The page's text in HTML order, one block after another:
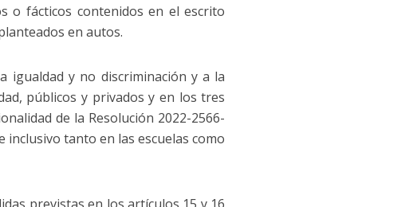
o fácticos contenidos en el escrito
en autos.
igualdad y no discriminación y a la
públicos y privados y en los tres
de la Resolución 2022-2566-
inclusivo tanto en las escuelas como